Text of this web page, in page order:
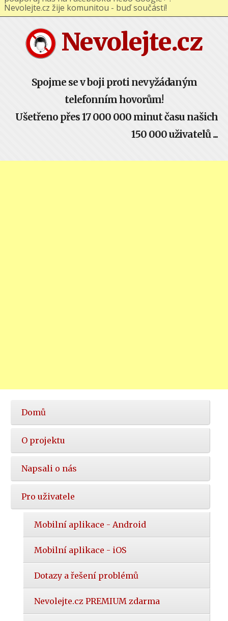
Nevolejte.cz
Spojme se v boji proti nevyžádaným
telefonním hovorům!
Ušetřeno přes 17 000 000 minut času našich
150 000 uživatelů ...
Hlavní
nabídka
Domů
O projektu
Napsali o nás
Pro uživatele
Mobilní aplikace - Android
Mobilní aplikace - iOS
Dotazy a řešení problémů
Nevolejte.cz PREMIUM zdarma
Nevolejte.cz žije komunitou - buď součástí!